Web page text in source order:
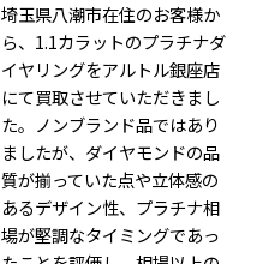
埼玉県八潮市在住のお客様か
ら、1.1カラットのプラチナダ
イヤリングをアルトル銀座店
にて買取させていただきまし
た。ノンブランド品ではあり
ましたが、ダイヤモンドの品
質が揃っていた点や立体感の
あるデザイン性、プラチナ相
場が堅調なタイミングであっ